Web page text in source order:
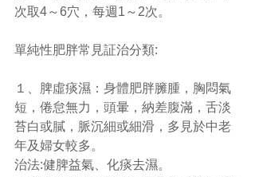
次取4～6穴，每週1～2次。
單純性肥胖常見証治分類:
１、脾虛痰濕：身體肥胖臃腫，胸悶氣
短，倦怠無力，頭暈，納差腹滿，舌淡
苔白或膩，脈沉細或細滑，多見於中老
年及婦女較多。
治法:健脾益氣、化痰去濕。